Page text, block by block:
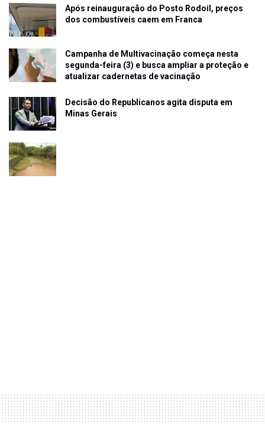
Após reinauguração do Posto Rodoil, preços
dos combustíveis caem em Franca
Campanha de Multivacinação começa nesta
segunda-feira (3) e busca ampliar a proteção e
atualizar cadernetas de vacinação
Decisão do Republicanos agita disputa em
Minas Gerais